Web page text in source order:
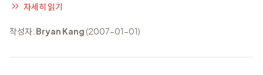
자세히 읽기
작성자: Bryan Kang (2007-01-01)